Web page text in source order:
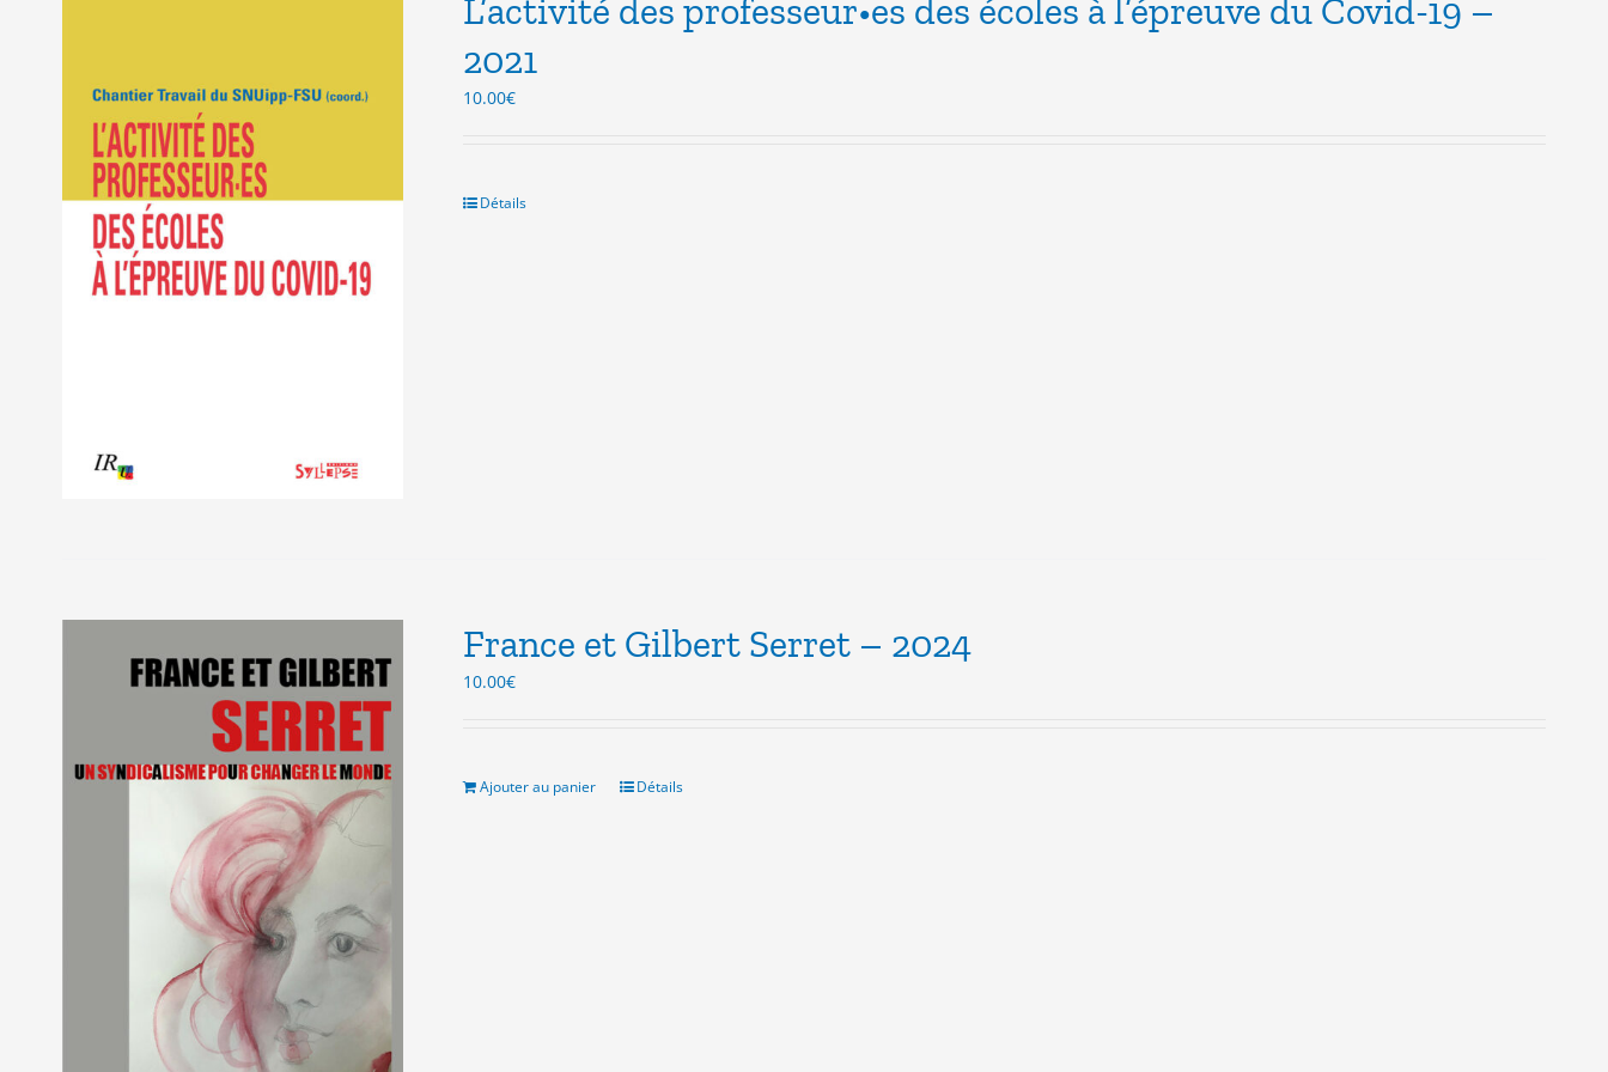
L’activité des professeur•es des écoles à l’épreuve du Covid-19 –
2021
10.00€
Détails
France et Gilbert Serret – 2024
10.00€
Ajouter au panier Détails